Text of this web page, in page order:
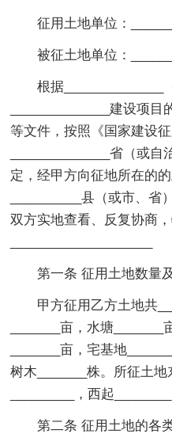
征用土地单位：
被征土地单位：
根据______________
______________建设项
等文件，按照《国家建设
______________省（或
定，经甲方向征地所在的
__________县（或市、
双方实地查看、反复协商
第一条 征用土地数量
甲方征用乙方土地共
_______亩，水塘
_______亩，宅基地
树木_______株。所征土地
_________，西起
第二条 征用土地的各